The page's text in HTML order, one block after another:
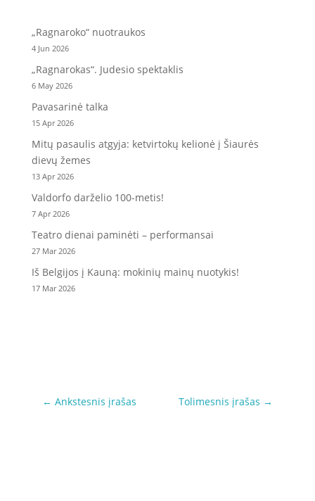
„Ragnaroko“ nuotraukos
4 Jun 2026
„Ragnarokas“. Judesio spektaklis
6 May 2026
Pavasarinė talka
15 Apr 2026
Mitų pasaulis atgyja: ketvirtokų kelionė į Šiaurės
dievų žemes
13 Apr 2026
Valdorfo darželio 100-metis!
7 Apr 2026
Teatro dienai paminėti – performansai
27 Mar 2026
Iš Belgijos į Kauną: mokinių mainų nuotykis!
17 Mar 2026
← Ankstesnis įrašas Tolimesnis įrašas →